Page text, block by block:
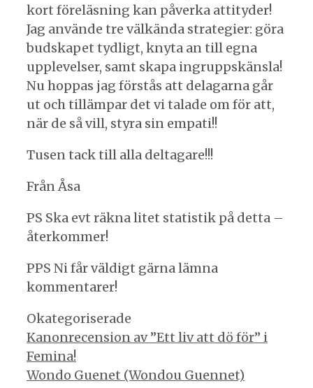
kort föreläsning kan påverka attityder!
Jag använde tre välkända strategier: göra
budskapet tydligt, knyta an till egna
upplevelser, samt skapa ingruppskänsla!
Nu hoppas jag förstås att delagarna går
ut och tillämpar det vi talade om för att,
när de så vill, styra sin empati!!
Tusen tack till alla deltagare!!!
Från Åsa
PS Ska evt räkna litet statistik på detta –
återkommer!
PPS Ni får väldigt gärna lämna
kommentarer!
Kategorier
Okategoriserade
Inläggsnavigering
Kanonrecension av ”Ett liv att dö för” i
Femina!
Wondo Guenet (Wondou Guennet)